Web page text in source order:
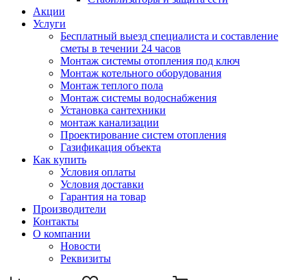
Акции
Услуги
Бесплатный выезд специалиста и составление
сметы в течении 24 часов
Монтаж системы отопления под ключ
Монтаж котельного оборудования
Монтаж теплого пола
Монтаж системы водоснабжения
Установка сантехники
монтаж канализации
Проектирование систем отопления
Газификация объекта
Как купить
Условия оплаты
Условия доставки
Гарантия на товар
Производители
Контакты
О компании
Новости
Реквизиты